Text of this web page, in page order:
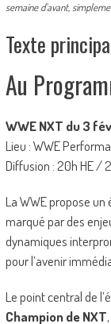
semaine d’avant,
Texte
Au
WWE NXT du 3
Lieu : WWE
Diffusion : 20h HE /
La WWE propose un
marqué par des
dynamiques
pour l’avenir
Le point central de
Champion de NXT